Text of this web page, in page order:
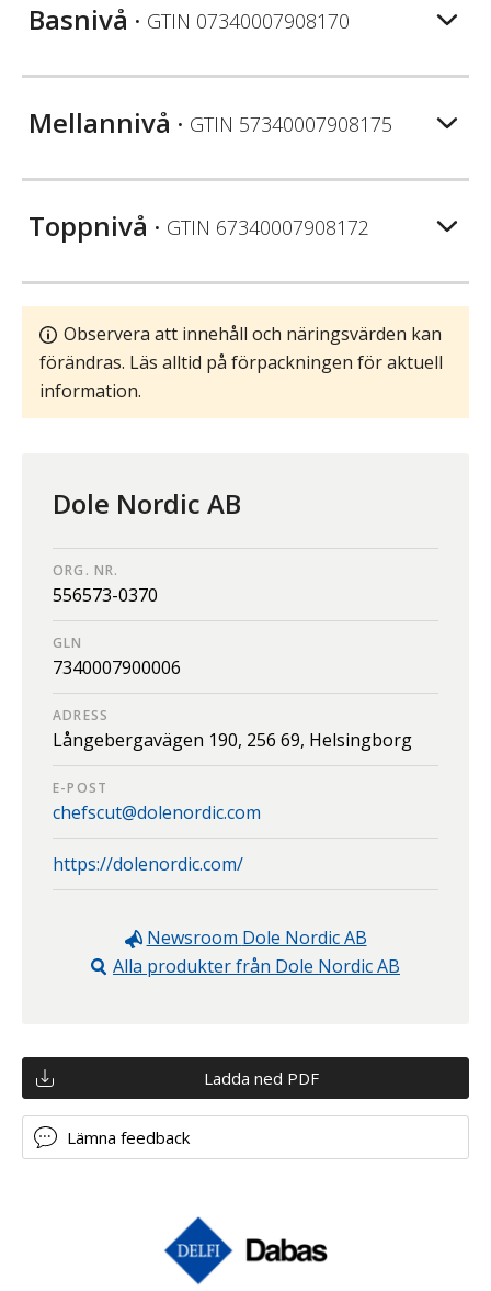
Basnivå • GTIN 07340007908170
Mellannivå • GTIN 57340007908175
Toppnivå • GTIN 67340007908172
Observera att innehåll och näringsvärden kan
förändras. Läs alltid på förpackningen för aktuell
information.
Dole Nordic AB
ORG. NR.
556573-0370
GLN
7340007900006
ADRESS
Långebergavägen 190, 256 69, Helsingborg
E-POST
chefscut@dolenordic.com
https://dolenordic.com/
Newsroom Dole Nordic AB
Alla produkter från Dole Nordic AB
Ladda ned PDF
Lämna feedback